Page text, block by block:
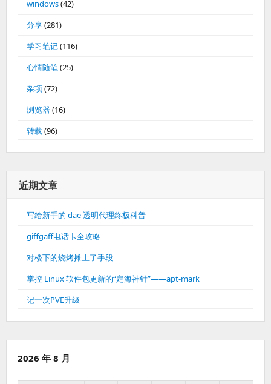
windows(42)
分享(281)
学习笔记(116)
心情随笔(25)
杂项 (72)
浏览器(16)
转载(96)
近期文章
写给新手的 dae 透明代理终极科普
giffgaff电话卡全攻略
对楼下的烧烤摊上了手段
掌控 Linux 软件包更新的“定海神针”——apt-mark
记一次PVE升级
2026 年 8 月